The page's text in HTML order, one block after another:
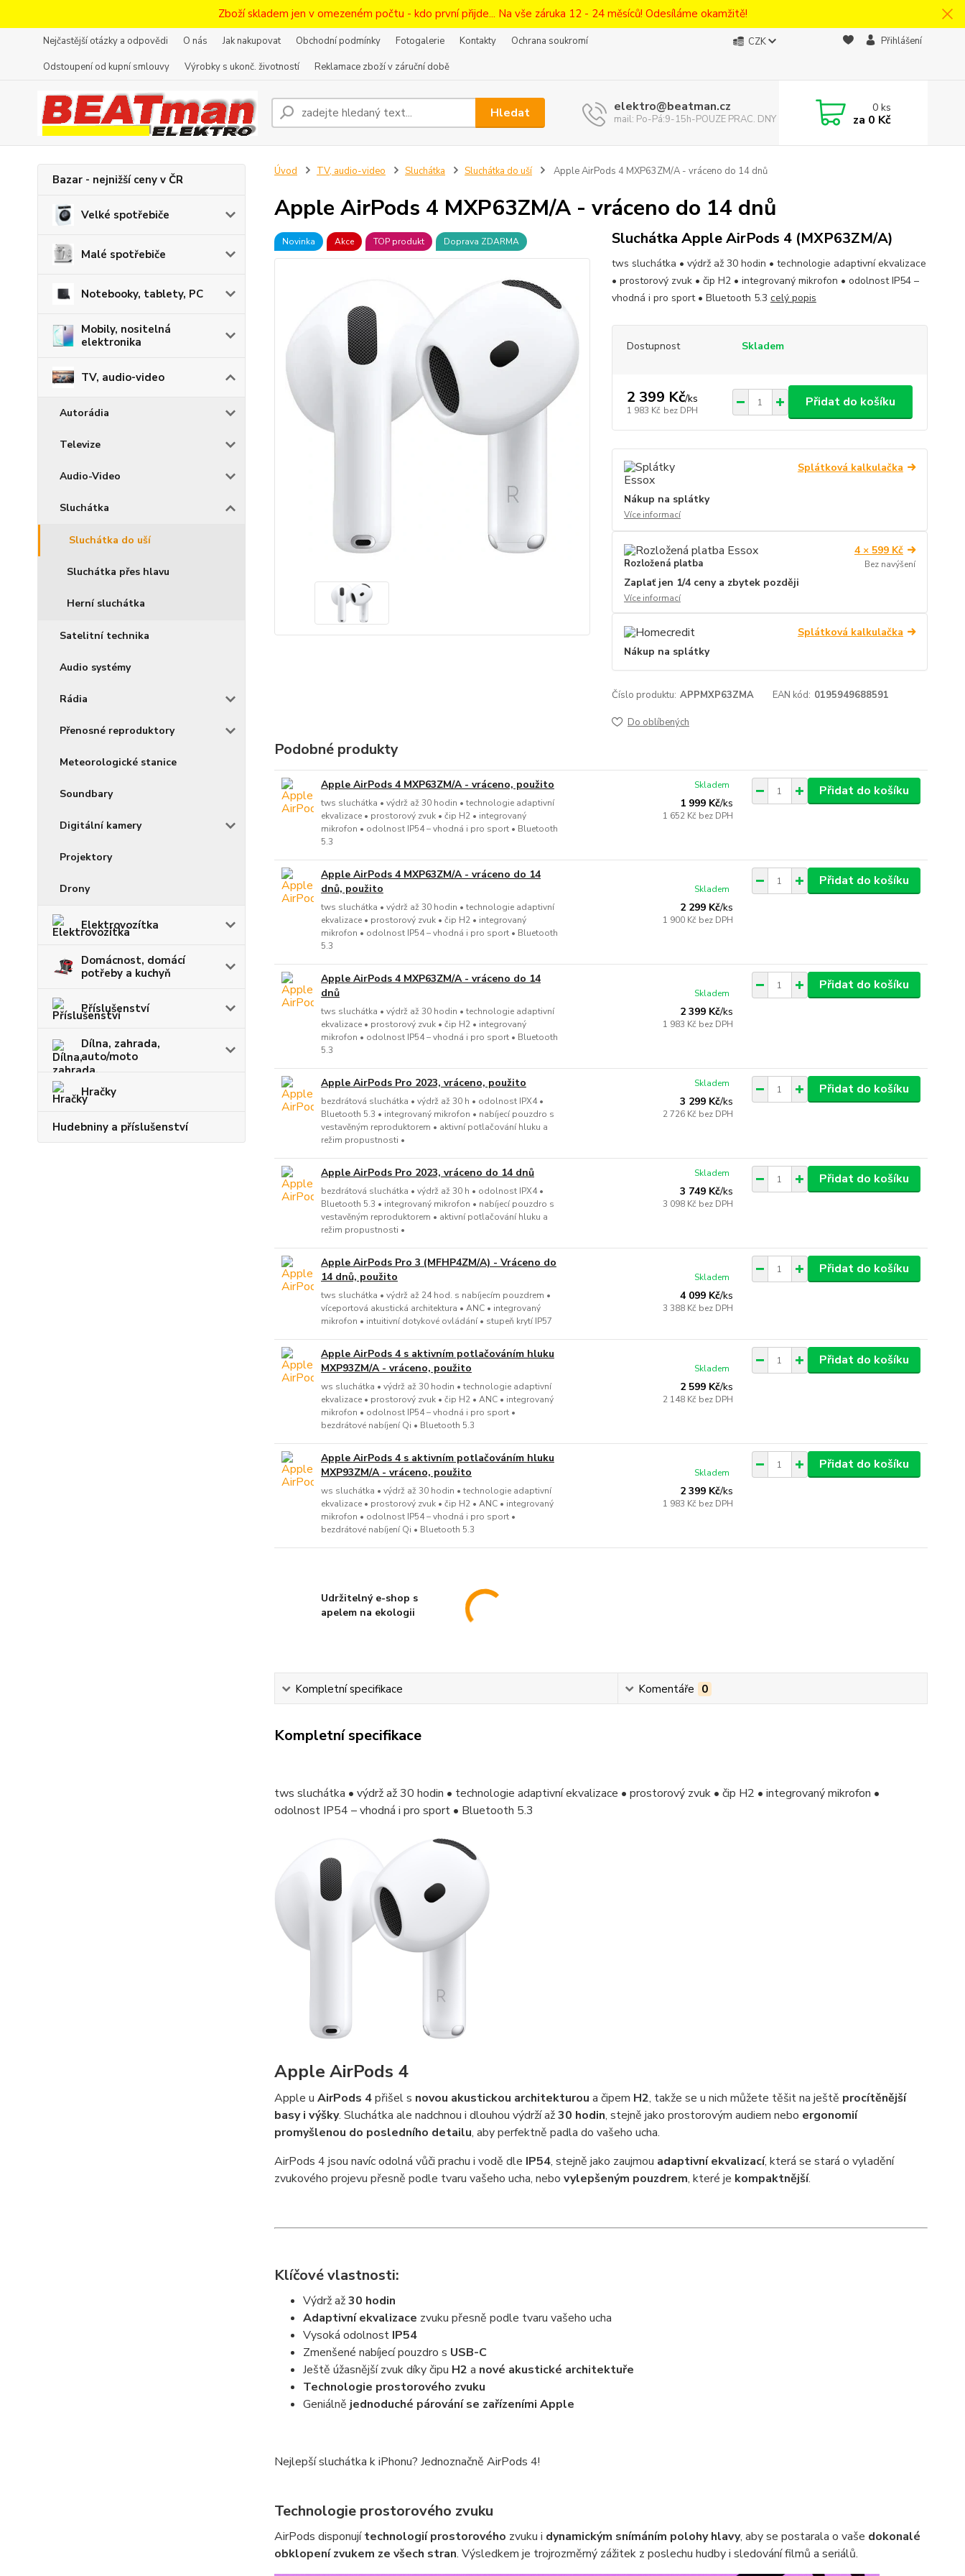
Zboží skladem jen v omezeném počtu - kdo první přijde... Na vše záruka 12 - 24 měsíců! Odesíláme okamžitě!
Nejčastější otázky a odpovědi O nás Jak nakupovat Obchodní podmínky Fotogalerie Kontakty
Ochrana soukromí
Odstoupení od kupní smlouvy
Výrobky s ukonč. životností Reklamace zboží v záruční době
CZK Přihlášení
Hledat elektro@beatman.cz
mail: Po-Pá:9-15h-POUZE PRAC. DNY
0ks
za 0 Kč
Bazar - nejnižší ceny v ČR
Velké spotřebiče
Malé spotřebiče
Notebooky, tablety, PC
Mobily, nositelná
elektronika
TV, audio-video
Autorádia
Televize
Audio-Video
Sluchátka
Sluchátka do uší
Sluchátka přes hlavu
Herní sluchátka
Satelitní technika
Audio systémy
Rádia
Přenosné reproduktory
Meteorologické stanice
Soundbary
Digitální kamery
Projektory
Drony
Elektrovozítka
Domácnost, domácí
potřeby a kuchyň
Příslušenství
Dílna, zahrada,
auto/moto
Hračky
Hudebniny a příslušenství
Úvod TV, audio-video Sluchátka Sluchátka do uší Apple AirPods 4 MXP63ZM/A - vráceno do 14 dnů
Apple AirPods 4 MXP63ZM/A - vráceno do 14 dnů
Novinka Akce TOP produkt Doprava ZDARMA Sluchátka Apple AirPods 4 (MXP63ZM/A)
tws sluchátka • výdrž až 30 hodin • technologie adaptivní ekvalizace
• prostorový zvuk • čip H2 • integrovaný mikrofon • odolnost IP54 –
vhodná i pro sport • Bluetooth 5.3 celý popis
Dostupnost Skladem
2 399 Kč/ks
1 983 Kč bez DPH
Přidat do košíku
Splátková kalkulačka
Nákup na splátky
Více informací
Rozložená platba
4 × 599 Kč
Bez navýšení
Zaplať jen 1/4 ceny a zbytek později
Více informací
Splátková kalkulačka
Nákup na splátky
Číslo produktu: APPMXP63ZMA EAN kód: 0195949688591
Do oblíbených
Podobné produkty
Apple AirPods 4 MXP63ZM/A - vráceno, použito
tws sluchátka • výdrž až 30 hodin • technologie adaptivní
ekvalizace • prostorový zvuk • čip H2 • integrovaný
mikrofon • odolnost IP54 – vhodná i pro sport • Bluetooth
5.3
1 999 Kč/ks
1 652 Kč bez DPH
Skladem Přidat do košíku
Apple AirPods 4 MXP63ZM/A - vráceno do 14
dnů, použito
tws sluchátka • výdrž až 30 hodin • technologie adaptivní
ekvalizace • prostorový zvuk • čip H2 • integrovaný
mikrofon • odolnost IP54 – vhodná i pro sport • Bluetooth
5.3
2 299 Kč/ks
1 900 Kč bez DPH
Skladem
Přidat do košíku
Apple AirPods 4 MXP63ZM/A - vráceno do 14
dnů
tws sluchátka • výdrž až 30 hodin • technologie adaptivní
ekvalizace • prostorový zvuk • čip H2 • integrovaný
mikrofon • odolnost IP54 – vhodná i pro sport • Bluetooth
5.3
2 399 Kč/ks
1 983 Kč bez DPH
Skladem
Přidat do košíku
Apple AirPods Pro 2023, vráceno, použito
bezdrátová sluchátka • výdrž až 30 h • odolnost IPX4 •
Bluetooth 5.3 • integrovaný mikrofon • nabíjecí pouzdro s
vestavěným reproduktorem • aktivní potlačování hluku a
režim propustnosti •
3 299 Kč/ks
2 726 Kč bez DPH
Skladem Přidat do košíku
Apple AirPods Pro 2023, vráceno do 14 dnů
bezdrátová sluchátka • výdrž až 30 h • odolnost IPX4 •
Bluetooth 5.3 • integrovaný mikrofon • nabíjecí pouzdro s
vestavěným reproduktorem • aktivní potlačování hluku a
režim propustnosti •
3 749 Kč/ks
3 098 Kč bez DPH
Skladem Přidat do košíku
Apple AirPods Pro 3 (MFHP4ZM/A) - Vráceno do
14 dnů, použito
tws sluchátka • výdrž až 24 hod. s nabíjecím pouzdrem •
víceportová akustická architektura • ANC • integrovaný
mikrofon • intuitivní dotykové ovládání • stupeň krytí IP57
4 099 Kč/ks
3 388 Kč bez DPH
Skladem
Přidat do košíku
Apple AirPods 4 s aktivním potlačováním hluku
MXP93ZM/A - vráceno, použito
ws sluchátka • výdrž až 30 hodin • technologie adaptivní
ekvalizace • prostorový zvuk • čip H2 • ANC • integrovaný
mikrofon • odolnost IP54 – vhodná i pro sport •
bezdrátové nabíjení Qi • Bluetooth 5.3
2 599 Kč/ks
2 148 Kč bez DPH
Skladem
Přidat do košíku
Apple AirPods 4 s aktivním potlačováním hluku
MXP93ZM/A - vráceno, použito
ws sluchátka • výdrž až 30 hodin • technologie adaptivní
ekvalizace • prostorový zvuk • čip H2 • ANC • integrovaný
mikrofon • odolnost IP54 – vhodná i pro sport •
bezdrátové nabíjení Qi • Bluetooth 5.3
2 399 Kč/ks
1 983 Kč bez DPH
Skladem
Přidat do košíku
Udržitelný e-shop s
apelem na ekologii
Kompletní specifikace Komentáře 0
Kompletní specifikace
tws sluchátka • výdrž až 30 hodin • technologie adaptivní ekvalizace • prostorový zvuk • čip H2 • integrovaný mikrofon •
odolnost IP54 – vhodná i pro sport • Bluetooth 5.3
Apple AirPods 4
Apple u AirPods 4přišel s novou akustickou architekturou a čipem H2, takže se u nich můžete těšit na ještě procítěnější
basy i výšky. Sluchátka ale nadchnou i dlouhou výdrží až30 hodin, stejně jako prostorovým audiem nebo ergonomií
promyšlenou do posledního detailu, aby perfektně padla do vašeho ucha.
AirPods 4 jsou navíc odolná vůči prachu i vodě dle IP54, stejně jako zaujmou adaptivní ekvalizací, která se stará o vyladění
zvukového projevu přesně podle tvaru vašeho ucha, nebo vylepšeným pouzdrem, které je kompaktnější.
Klíčové vlastnosti:
Výdrž až30 hodin
Adaptivní ekvalizace zvuku přesně podle tvaru vašeho ucha
Vysoká odolnost IP54
Zmenšené nabíjecí pouzdro s USB-C
Ještě úžasnější zvuk díky čipu H2 a nové akustické architektuře
Technologie prostorového zvuku
Geniálně jednoduché párování se zařízeními Apple
Nejlepší sluchátka k iPhonu? Jednoznačně AirPods 4!
Technologie prostorového zvuku
AirPods disponujítechnologií prostorového zvuku i dynamickým snímáním polohy hlavy, aby se postarala o vaše dokonalé
obklopení zvukem ze všech stran. Výsledkem je trojrozměrný zážitek z poslechu hudby i sledování filmů a seriálů.